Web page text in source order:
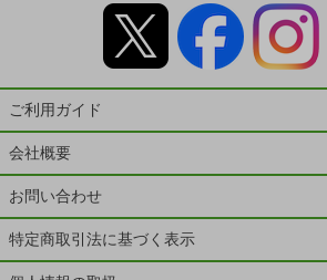
ご利用ガイド
会社概要
お問い合わせ
特定商取引法に基づく表示